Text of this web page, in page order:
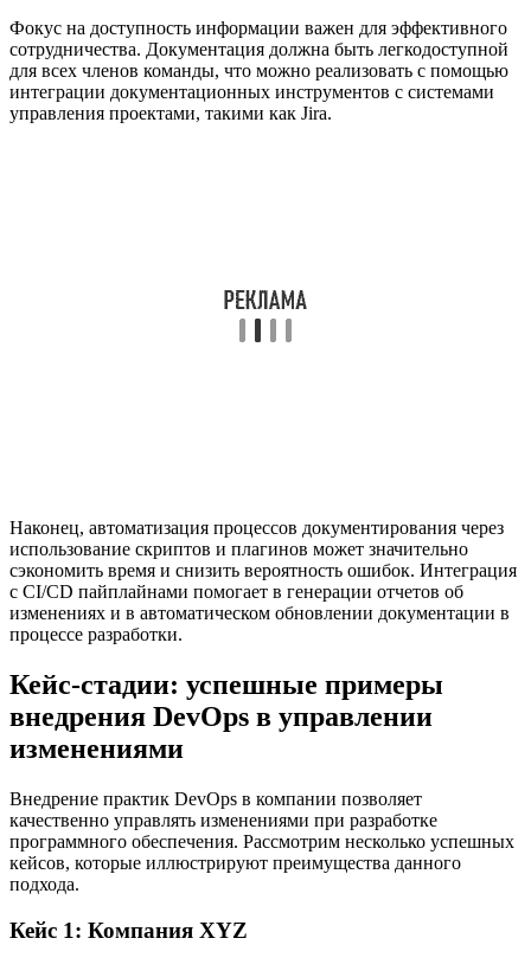
Фокус на доступность информации важен для эффективного
сотрудничества. Документация должна быть легкодоступной
для всех членов команды, что можно реализовать с помощью
интеграции документационных инструментов с системами
управления проектами, такими как Jira.
Наконец, автоматизация процессов документирования через
использование скриптов и плагинов может значительно
сэкономить время и снизить вероятность ошибок. Интеграция
с CI/CD пайплайнами помогает в генерации отчетов об
изменениях и в автоматическом обновлении документации в
процессе разработки.
Кейс-стадии: успешные примеры
внедрения DevOps в управлении
изменениями
Внедрение практик DevOps в компании позволяет
качественно управлять изменениями при разработке
программного обеспечения. Рассмотрим несколько успешных
кейсов, которые иллюстрируют преимущества данного
подхода.
Кейс 1: Компания XYZ